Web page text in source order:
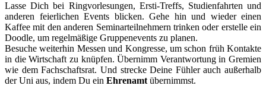
Lasse Dich bei Ringvorlesungen, Ersti-Treffs, Studienfahrten und
anderen feierlichen Events blicken. Gehe hin und wieder einen
Kaffee mit den anderen Seminarteilnehmern trinken oder erstelle ein
Doodle, um regelmäßige Gruppenevents zu planen.
Besuche weiterhin Messen und Kongresse, um schon früh Kontakte
in die Wirtschaft zu knüpfen. Übernimm Verantwortung in Gremien
wie dem Fachschaftsrat. Und strecke Deine Fühler auch außerhalb
der Uni aus, indem Du ein Ehrenamt übernimmst.